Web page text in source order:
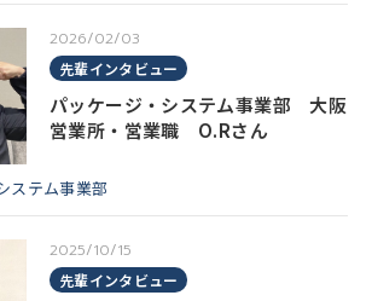
2026/02/03
先輩インタビュー
パッケージ・システム事業部 大阪
営業所・営業職 O.Rさん
ステム事業部
2025/10/15
先輩インタビュー